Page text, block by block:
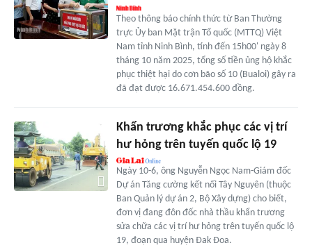
Theo thông báo chính thức từ Ban Thường
trực Ủy ban Mặt trận Tổ quốc (MTTQ) Việt
Nam tỉnh Ninh Bình, tính đến 15h00' ngày 8
tháng 10 năm 2025, tổng số tiền ủng hộ khắc
phục thiệt hại do cơn bão số 10 (Bualoi) gây ra
đã đạt được 16.671.454.600 đồng.
Khẩn trương khắc phục các vị trí
hư hỏng trên tuyến quốc lộ 19
Ngày 10-6, ông Nguyễn Ngọc Nam-Giám đốc
Dự án Tăng cường kết nối Tây Nguyên (thuộc
Ban Quản lý dự án 2, Bộ Xây dựng) cho biết,
đơn vị đang đôn đốc nhà thầu khẩn trương
sửa chữa các vị trí hư hỏng trên tuyến quốc lộ
19, đoạn qua huyện Đak Đoa.